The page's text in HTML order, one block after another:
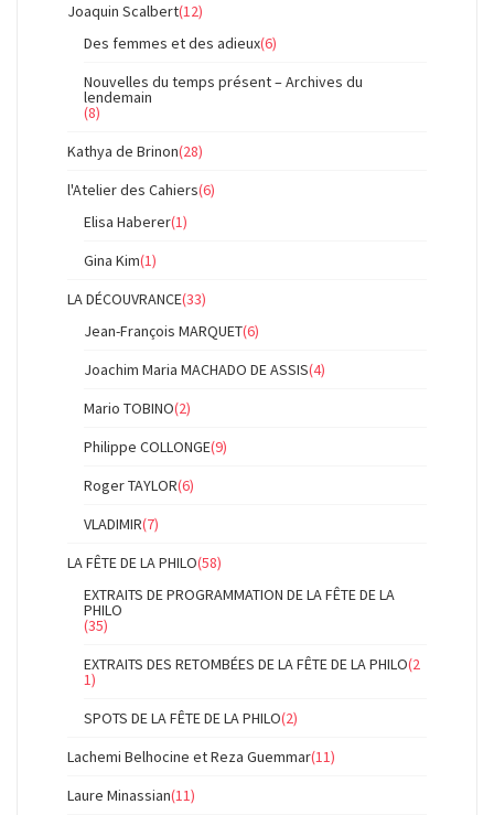
Joaquin Scalbert(12)
Des femmes et des adieux(6)
Nouvelles du temps présent – Archives du
lendemain
(8)
Kathya de Brinon(28)
l'Atelier des Cahiers(6)
Elisa Haberer(1)
Gina Kim(1)
LA DÉCOUVRANCE(33)
Jean-François MARQUET(6)
Joachim Maria MACHADO DE ASSIS(4)
Mario TOBINO(2)
Philippe COLLONGE(9)
Roger TAYLOR(6)
VLADIMIR(7)
LA FÊTE DE LA PHILO(58)
EXTRAITS DE PROGRAMMATION DE LA FÊTE DE LA
PHILO
(35)
EXTRAITS DES RETOMBÉES DE LA FÊTE DE LA PHILO(2
1)
SPOTS DE LA FÊTE DE LA PHILO(2)
Lachemi Belhocine et Reza Guemmar(11)
Laure Minassian(11)